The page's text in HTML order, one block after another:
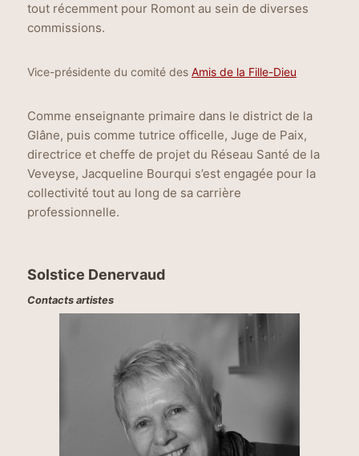
tout récemment pour Romont au sein de diverses
commissions.
Vice-présidente du comité des Amis de la Fille-Dieu
Comme enseignante primaire dans le district de la
Glâne, puis comme tutrice officelle, Juge de Paix,
directrice et cheffe de projet du Réseau Santé de la
Veveyse, Jacqueline Bourqui s’est engagée pour la
collectivité tout au long de sa carrière
professionnelle.
Solstice Denervaud
Contacts artistes